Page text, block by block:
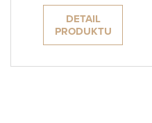
DETAIL
PRODUKTU